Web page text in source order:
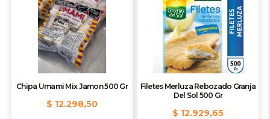
Chipa Umami Mix Jamon 500 Gr
$ 12.298,50
Filetes Merluza Rebozado Granja
Del Sol 500 Gr
$ 12.929,65